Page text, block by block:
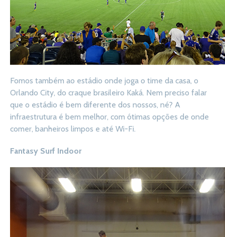
Fomos também ao estádio onde joga o time da casa, o
Orlando City, do craque brasileiro Kaká. Nem preciso falar
que o estádio é bem diferente dos nossos, né? A
infraestrutura é bem melhor, com ótimas opções de onde
comer, banheiros limpos e até Wi-Fi.
Fantasy Surf Indoor